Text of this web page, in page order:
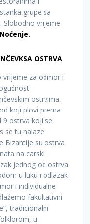
grupe sa
Slobodno vrijeme
Noćenje.
OSTRVA
vrijeme za odmor i
ostrvima.
koji plovi prema
9 ostrva koji se
se tu nalaze
Bizantije su ostrva
na carski
jednog od ostrva
u luku i odlazak
i individualne
fakultativni
tradicionalni
u